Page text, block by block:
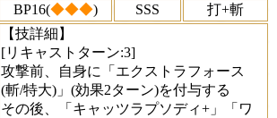
BP16(◆◆◆) SSS
打+斬
【技詳細】
[リキャストターン:3]
攻撃前、自身に「エクストラフォース
(斬/特大)」(効果2ターン)を付与する
その後、「キャッツラプソディ+」「ワ